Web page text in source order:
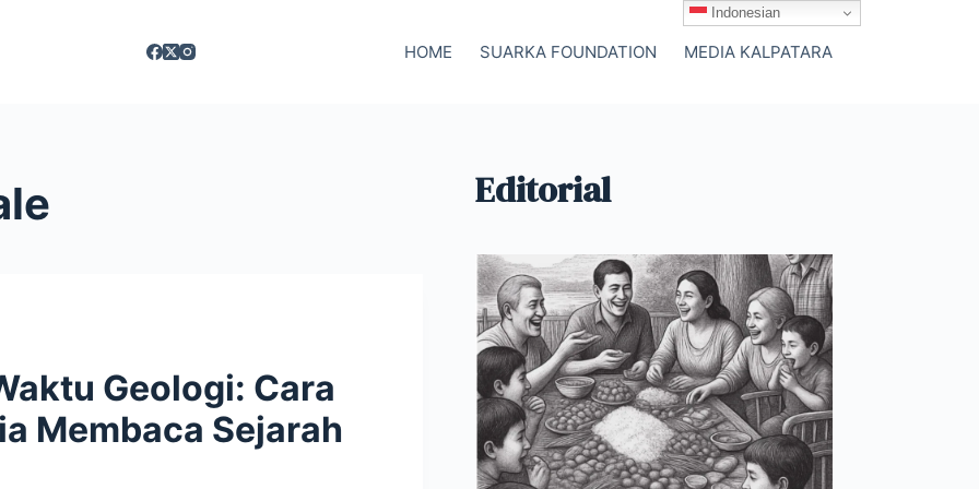
HOME SUARKA FOUNDATION MEDIA KALPATARA
Geologi: Cara
Membaca Sejarah
Editorial
Indonesian